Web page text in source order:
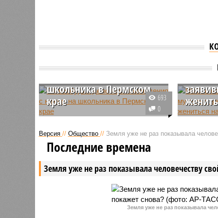
СК возбудил дело после
школьника в Пермском
крае
Следственными органами
уголовное дело после инцидента
с ранением школьника,
произошедшим в учебном
заведении города
693
0
NBC:
23-
США за
Лаго в
Версия // Общество // Земля уже не раз показывала
Земля уже не раз показывала человечеству
Последние времена
Земля уже не раз показывала